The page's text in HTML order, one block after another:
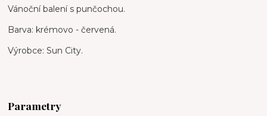
Vánoční balení s punčochou.
Barva: krémovo - červená.
Výrobce: Sun City.
Parametry